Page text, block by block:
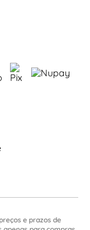
e prazos de